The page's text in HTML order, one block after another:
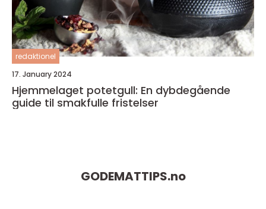
redaktionel
17. January 2024
Hjemmelaget potetgull: En dybdegående
guide til smakfulle fristelser
GODEMATTIPS.no